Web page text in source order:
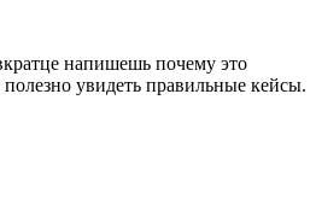
напишешь почему это
увидеть правильные кейсы.